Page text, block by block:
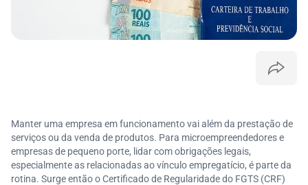
Manter uma empresa em funcionamento vai além da prestação de
serviços ou da venda de produtos. Para microempreendedores e
empresas de pequeno porte, lidar com obrigações legais,
especialmente as relacionadas ao vínculo empregatício, é parte da
rotina. Surge então o Certificado de Regularidade do FGTS (CRF)